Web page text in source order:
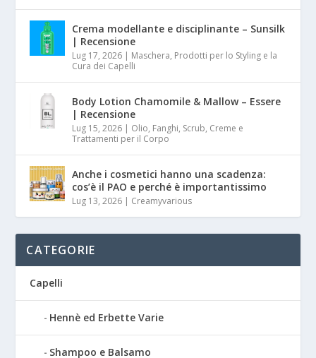
Crema modellante e disciplinante – Sunsilk
| Recensione
Lug 17, 2026 | Maschera, Prodotti per lo Styling e la
Cura dei Capelli
Body Lotion Chamomile & Mallow – Essere
| Recensione
Lug 15, 2026 | Olio, Fanghi, Scrub, Creme e
Trattamenti per il Corpo
Anche i cosmetici hanno una scadenza:
cos’è il PAO e perché è importantissimo
Lug 13, 2026 | Creamyvarious
CATEGORIE
Capelli
Hennè ed Erbette Varie
Shampoo e Balsamo